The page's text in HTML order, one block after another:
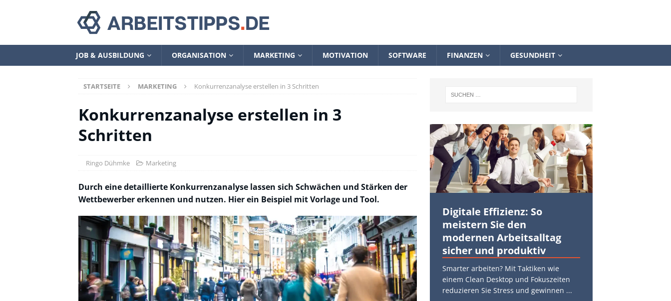
JOB & AUSBILDUNG ORGANISATION MARKETING MOTIVATION SOFTWARE FINANZEN GESUNDHEIT
STARTSEITE MARKETING Konkurrenzanalyse erstellen in 3 Schritten
Konkurrenzanalyse erstellen in 3
Schritten
Ringo Dühmke Marketing
Durch eine detaillierte Konkurrenzanalyse lassen sich Schwächen und Stärken der
Wettbewerber erkennen und nutzen. Hier ein Beispiel mit Vorlage und Tool.
Digitale Effizienz: So
meistern Sie den
modernen Arbeitsalltag
sicher und produktiv
Smarter arbeiten? Mit Taktiken wie
einem Clean Desktop und Fokuszeiten
reduzieren Sie Stress und gewinnen ...